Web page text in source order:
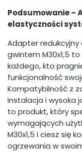
Podsumowanie –
elastyczności
Adapter
gwintem M30x1,5
każdego, kto
funkcjonalność
Kompatybilność z
instalacja i wysoka
to produkt, który
wymagających
M30x1,5 i ciesz się
ogrzewania w